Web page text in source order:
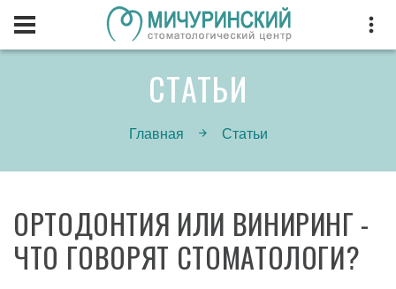
СТАТЬИ
Главная Статьи
ОРТОДОНТИЯ ИЛИ ВИНИРИНГ -
ЧТО ГОВОРЯТ СТОМАТОЛОГИ?